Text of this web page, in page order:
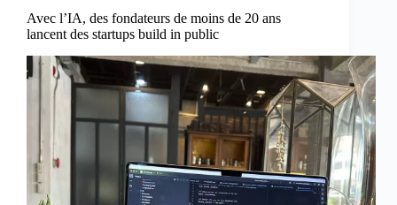
Avec l’IA, des fondateurs de moins de 20 ans
lancent des startups build in public